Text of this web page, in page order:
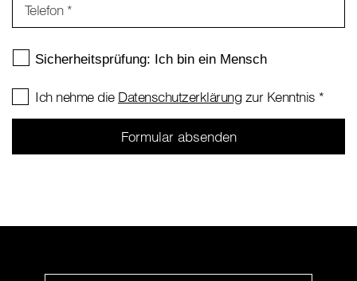
Telefon *
Ich nehme die Datenschutzerklärung zur Kenntnis *